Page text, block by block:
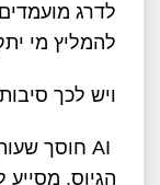
לדרג
להמליץ מי
ויש לכך
AI חוסך
הגיוס,